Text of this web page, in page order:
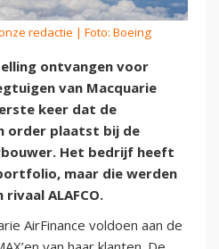
redactie | Foto: Boeing
ontvangen voor
van Macquarie
keer dat de
order plaatst bij de
Het bedrijf heeft
maar die werden
ALAFCO.
AirFinance voldoen aan de